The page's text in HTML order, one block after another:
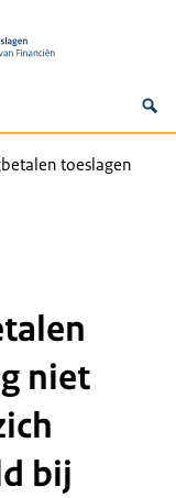
toeslagen
niet
bij